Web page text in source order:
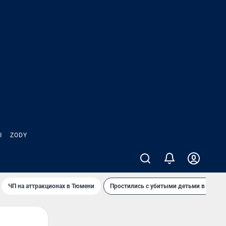
ZODY
ЧП на аттракционах в Тюмени Простились с убитыми детьми в